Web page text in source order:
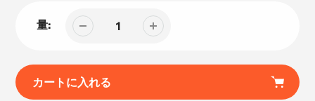
量:
カートに入れる